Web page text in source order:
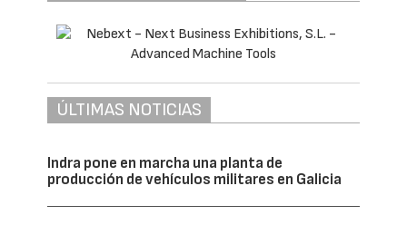
ÚLTIMAS NOTICIAS
Indra pone en marcha una planta de
producción de vehículos militares en Galicia